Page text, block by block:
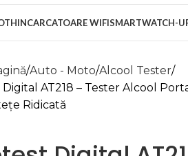
INCARCATOARE WIFISMARTWATCH-
Auto - Moto Alcool Tester
AT218 – Tester Alcool
Ridicată